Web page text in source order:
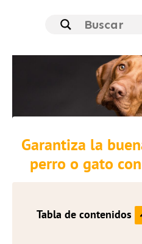
Garantiza la
perro o gato
Tabla de contenidos